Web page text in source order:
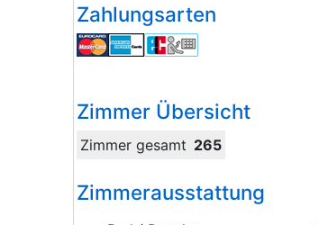
Zahlungsarten
Zimmer Übersicht
Zimmer gesamt 265
Zimmerausstattung